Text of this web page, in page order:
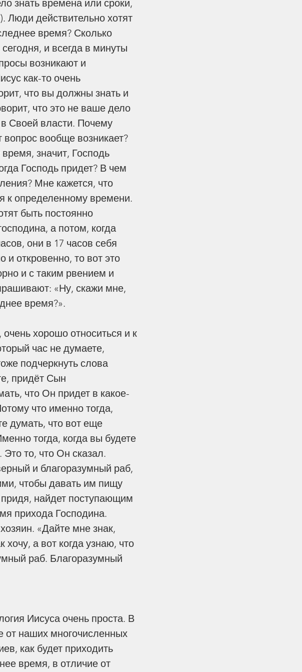
Павел и сила обстоятельств
знать времена или сроки,
Люди действительно хотят
время? Сколько
и всегда в минуты
возникают и
как-то очень
что вы должны знать и
что это не ваше дело
Своей власти. Почему
вообще возникает?
значит, Господь
Господь придет? В чем
Мне кажется, что
к определенному времени.
быть постоянно
а потом, когда
они в 17 часов себя
и откровенно, то вот это
и с таким рвением и
«Ну, скажи мне,
время?».
очень хорошо относиться и к
час не думаете,
подчеркнуть слова
придёт Сын
что Он придет в какое-
что именно тогда,
думать, что вот еще
тогда, когда вы будете
Это то, что Он сказал.
и благоразумный раб,
чтобы давать им пищу
придя, найдет поступающим
прихода Господина.
«Дайте мне знак,
хочу, а вот когда узнаю, что
раб. Благоразумный
Иисуса очень проста. В
от наших многочисленных
как будет приходить
время, в отличие от